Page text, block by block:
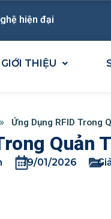
hiện đại
GIỚI THIỆU
Ứng Dụng RFID Trong
Quản
19/01/2026